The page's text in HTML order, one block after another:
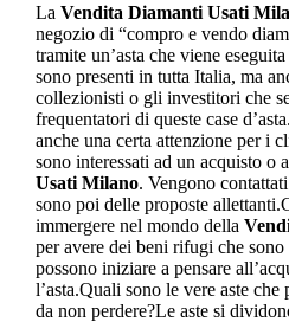
La Vendita Diamanti Usati
negozio di “compro e vendo
tramite un’asta che viene
sono presenti in tutta Italia, ma
collezionisti o gli investitori che
frequentatori di queste case
anche una certa attenzione per i
sono interessati ad un acquisto o
Usati Milano. Vengono
sono poi delle proposte
immergere nel mondo della
per avere dei beni rifugi che
possono iniziare a pensare
l’asta.Quali sono le vere aste
da non perdere?Le aste si